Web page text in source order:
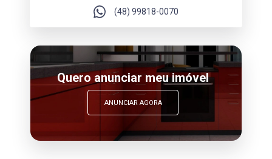
(48) 99818-0070
Quero anunciar meu imóvel
ANUNCIAR AGORA